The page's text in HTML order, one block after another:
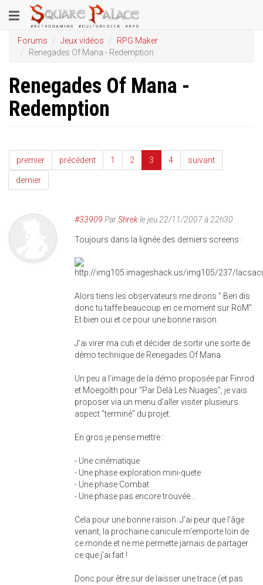
au
contenu
principal
Toggle
navigation
Forums Jeux vidéos
RPG Maker
Renegades Of Mana - Redemption
Renegades Of Mana -
Redemption
premier précédent 1 2 3 4 suivant
dernier
#33909 ParShrekle jeu 22/11/2007 à 22h30
Toujours dans la lignée des derniers screens :
Alors tiens les observateurs me dirons " Ben dis
donc tu taffe beaucoup en ce moment sur RoM".
Et bien oui et ce pour une bonne raison.
J'ai virer ma cuti et décider de sortir une sorte de
démo technique de Renegades Of Mana.
Un peu a l'image de la démo proposée par Finrod
et Moegolth pour "Par Delà Les Nuages", je vais
proposer via un menu d'aller visiter plusieurs
aspect "terminé" du projet.
En gros je pense mettre :
- Une cinématique
- Une phase exploration mini-quete
- Une phase Combat
- Une phase pas encore trouvée...
Cela pour une bonne raison. J'ai peur que l'âge
venant, la prochaine canicule m'emporte loin de
ce monde et ne me permette jamais de partager
ce que j'ai fait !
Donc pour être sur de laisser une trace (et pas